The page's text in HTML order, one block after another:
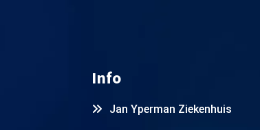
Info
Jan Yperman Ziekenhuis